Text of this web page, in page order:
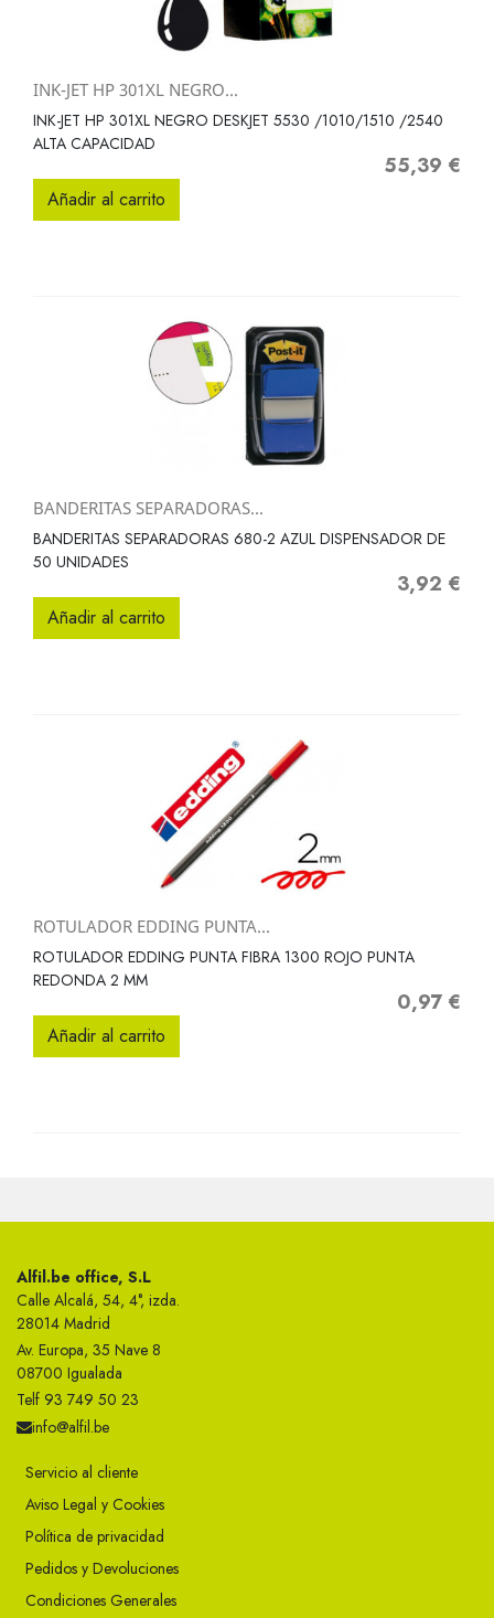
INK-JET HP 301XL NEGRO...
INK-JET HP 301XL NEGRO DESKJET 5530 /1010/1510 /2540
ALTA CAPACIDAD
Precio
55,39 €
Añadir al carrito
BANDERITAS SEPARADORAS...
BANDERITAS SEPARADORAS 680-2 AZUL DISPENSADOR DE
50 UNIDADES
Precio
3,92 €
Añadir al carrito
ROTULADOR EDDING PUNTA...
ROTULADOR EDDING PUNTA FIBRA 1300 ROJO PUNTA
REDONDA 2 MM
Precio
0,97 €
Añadir al carrito
Alfil.be office, S.L
Calle Alcalá, 54, 4°, izda.
28014 Madrid
Av. Europa, 35 Nave 8
08700 Igualada
Telf 93 749 50 23
info@alfil.be
Servicio al cliente
Aviso Legal y Cookies
Política de privacidad
Pedidos y Devoluciones
Condiciones Generales